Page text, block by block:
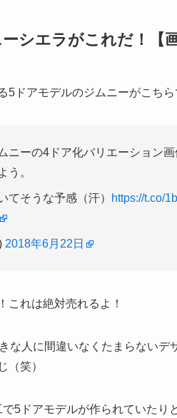
シエラがこれだ！【
5ドアモデルのジムニーがこちら
ニーの4ドア化バリエーション
う。
てそうな予感（汗）
https://t.co/
2018年6月22日
これは絶対売れるよ！
な人に間違いなくたまらないデ
（笑）
5ドアモデルが作られていたり